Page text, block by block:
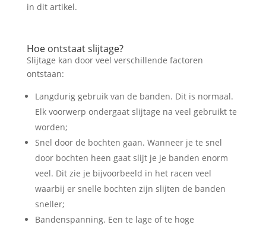
in dit artikel.
Hoe ontstaat slijtage?
Slijtage kan door veel verschillende factoren
ontstaan:
Langdurig gebruik van de banden. Dit is normaal.
Elk voorwerp ondergaat slijtage na veel gebruikt te
worden;
Snel door de bochten gaan. Wanneer je te snel
door bochten heen gaat slijt je je banden enorm
veel. Dit zie je bijvoorbeeld in het racen veel
waarbij er snelle bochten zijn slijten de banden
sneller;
Bandenspanning. Een te lage of te hoge